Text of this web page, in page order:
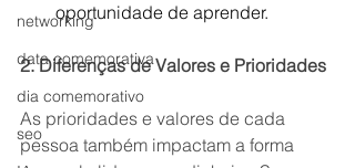
networking
data comemorativa
dia comemorativo
seo
oportunidade de aprender.
2. Diferenças de Valores e Prioridades
As prioridades e valores de cada
pessoa também impactam a forma